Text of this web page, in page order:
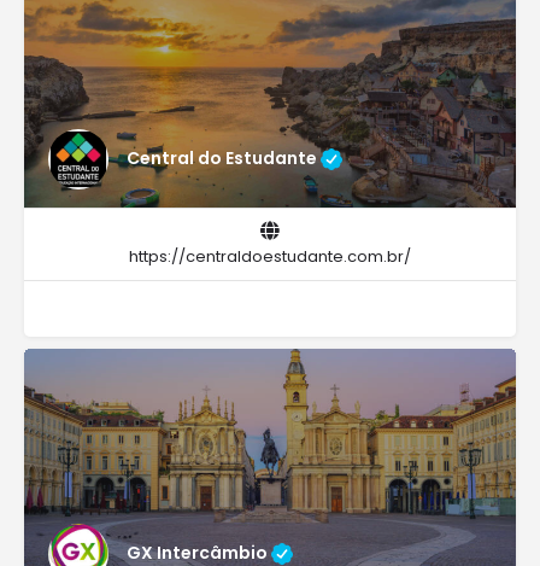
Central do Estudante
https://centraldoestudante.com.br/
GX Intercâmbio